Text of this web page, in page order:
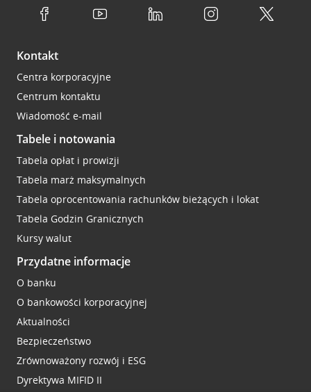
Kontakt
Centra korporacyjne
Centrum kontaktu
Wiadomość e-mail
Tabele i notowania
Tabela opłat i prowizji
Tabela marż maksymalnych
Tabela oprocentowania rachunków bieżących i lokat
Tabela Godzin Granicznych
Kursy walut
Przydatne informacje
O banku
O bankowości korporacyjnej
Aktualności
Bezpieczeństwo
Zrównoważony rozwój i ESG
Dyrektywa MIFID II